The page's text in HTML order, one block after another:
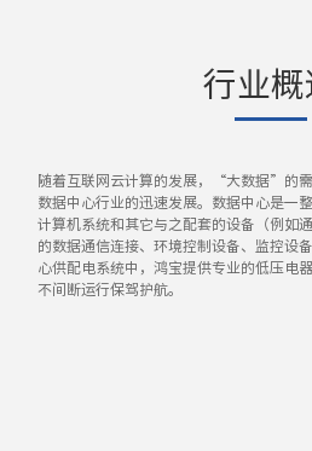
行业概
随着互联网云计算的发展，“大数据”的
数据中心行业的迅速发展。数据中心是一
计算机系统和其它与之配套的设备（例如
的数据通信连接、环境控制设备、监控设
心供配电系统中，鸿宝提供专业的低压电
不间断运行保驾护航。